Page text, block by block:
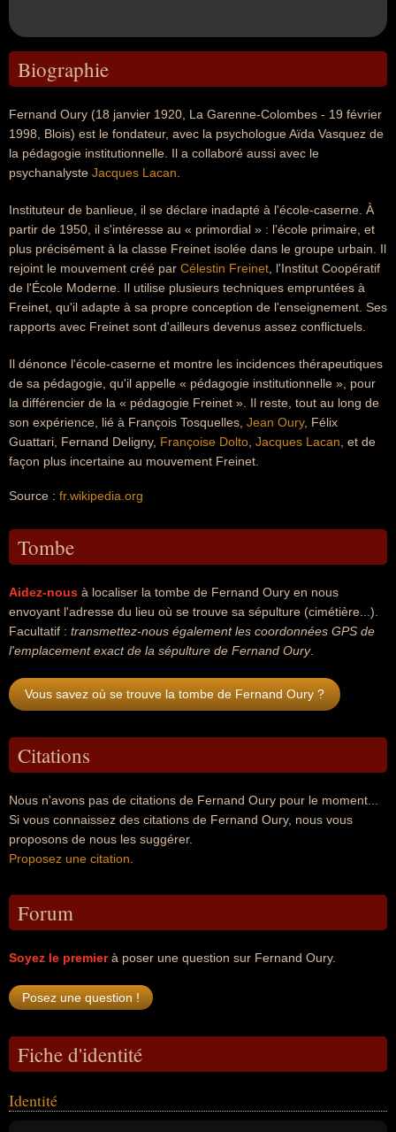
Biographie
Fernand Oury (18 janvier 1920, La Garenne-Colombes - 19 février
1998, Blois) est le fondateur, avec la psychologue Aïda Vasquez de
la pédagogie institutionnelle. Il a collaboré aussi avec le
psychanalyste Jacques Lacan
Instituteur de banlieue, il se déclare inadapté à l'école-caserne. À
partir de 1950, il s'intéresse au « primordial » : l'école primaire, et
plus précisément à la classe Freinet isolée dans le groupe urbain. Il
rejoint le mouvement créé par Célestin Freinet , l'Institut Coopératif
de l'École Moderne. Il utilise plusieurs techniques empruntées à
Freinet, qu'il adapte à sa propre conception de l'enseignement. Ses
rapports avec Freinet sont d'ailleurs devenus assez conflictuels.
Il dénonce l'école-caserne et montre les incidences thérapeutiques
de sa pédagogie, qu'il appelle « pédagogie institutionnelle », pour
la différencier de la « pédagogie Freinet ». Il reste, tout au long de
son expérience, lié à François Tosquelles, Jean Oury, Félix
Guattari, Fernand Deligny, Françoise Dolto Jacques Lacan , et de
façon plus incertaine au mouvement Freinet.
Source : fr.wikipedia.org
Tombe
Aidez-nous à localiser la tombe de Fernand Oury en nous
envoyant l'adresse du lieu où se trouve sa sépulture (cimétière...).
Facultatif : transmettez-nous également les coordonnées GPS de
l'emplacement exact de la sépulture de Fernand Oury.
Vous savez où se trouve la tombe de Fernand Oury ?
Citations
Nous n'avons pas de citations de Fernand Oury pour le moment...
Si vous connaissez des citations de Fernand Oury, nous vous
proposons de nous les suggérer.
Proposez une citation
Forum
Soyez le premierà poser une question sur Fernand Oury.
Fiche d'identité
Identité